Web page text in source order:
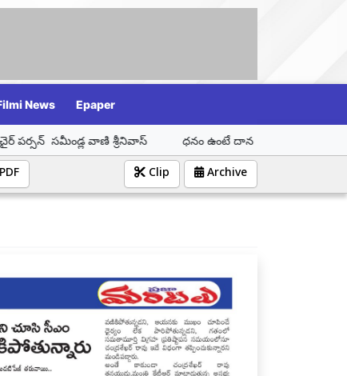
News Epaper
వాణి శ్రీనివాస్ ధనం ఉంటే దాన స్వభావము ఉండాలి బ్రహ్మశ్రీ గర్రెపల్లి
PDF Archive
Clip